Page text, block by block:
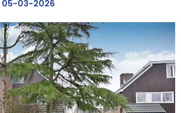
05-03-2026